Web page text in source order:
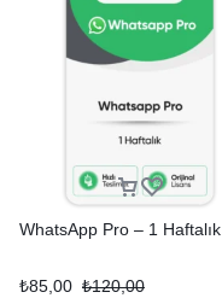
WhatsApp Pro – 1 Haftalık
₺85,00 ₺120,00